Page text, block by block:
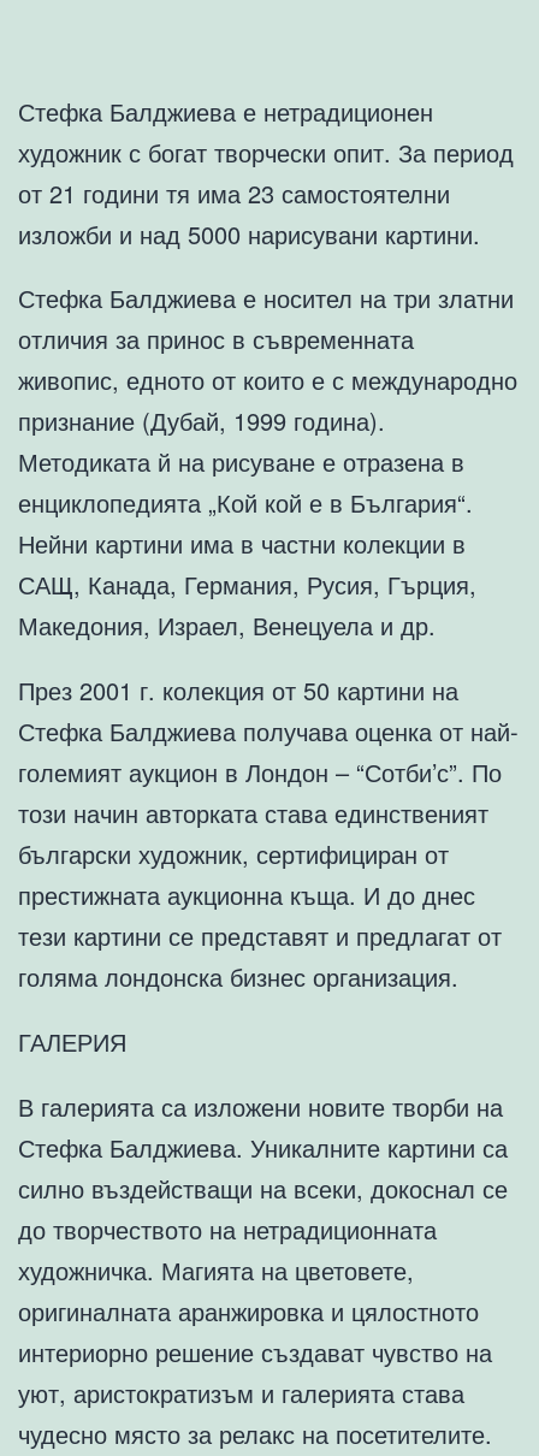
Стефка Балджиева е нетрадиционен
художник с богат творчески опит. За период
от 21 години тя има 23 самостоятелни
изложби и над 5000 нарисувани картини.
Стефка Балджиева е носител на три златни
отличия за принос в съвременната
живопис, едното от които е с международно
признание (Дубай, 1999 година).
Методиката й на рисуване е отразена в
енциклопедията „Кой кой е в България“.
Нейни картини има в частни колекции в
САЩ, Канада, Германия, Русия, Гърция,
Македония, Израел, Венецуела и др.
През 2001 г. колекция от 50 картини на
Стефка Балджиева получава оценка от най-
големият аукцион в Лондон – “Сотби’с”. По
този начин авторката става единственият
български художник, сертифициран от
престижната аукционна къща. И до днес
тези картини се представят и предлагат от
голяма лондонска бизнес организация.
ГАЛЕРИЯ
В галерията са изложени новите творби на
Стефка Балджиева. Уникалните картини са
силно въздействащи на всеки, докоснал се
до творчеството на нетрадиционната
художничка. Магията на цветовете,
оригиналната аранжировка и цялостното
интериорно решение създават чувство на
уют, аристократизъм и галерията става
чудесно място за релакс на посетителите.